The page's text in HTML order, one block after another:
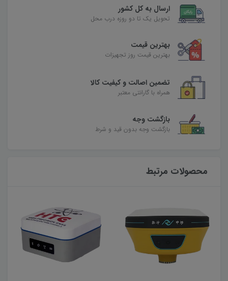
ارسال به کل کشور
تحویل یک تا دو روزه درب محل
بهترین قیمت
بهترین قیمت روز تجهیزات
تضمین اصالت و کیفیت کالا
همراه با گارانتی معتبر
بازگشت وجه
بازگشت وجه بدون قید و شرط
محصولات مرتبط